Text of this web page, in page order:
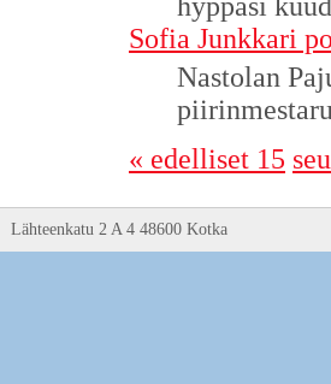
Sofia Junkkari
Nastolan
« edelliset 15
Lähteenkatu 2 A 4 48600 Kotka